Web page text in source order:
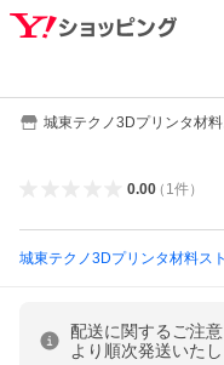
城東テクノ3Dプリンタ材
0.00（ 1件）
城東テクノ3Dプリンタ材料ス
配送に関するご注
より順次発送いたし